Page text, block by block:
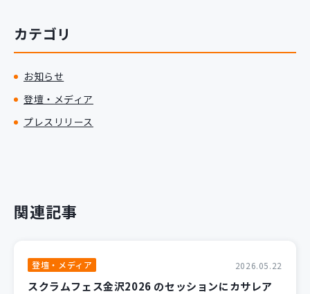
カテゴリ
お知らせ
登壇・メディア
プレスリリース
関連記事
登壇・メディア 2026.05.22
スクラムフェス金沢2026 のセッションにカサレア